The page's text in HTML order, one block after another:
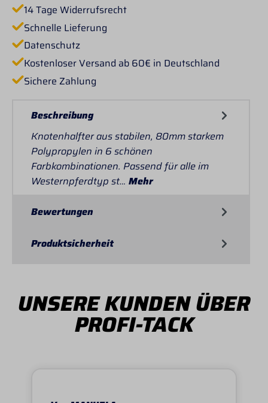
14 Tage Widerrufsrecht
Schnelle Lieferung
Datenschutz
Kostenloser Versand ab 60€ in Deutschland
Sichere Zahlung
Beschreibung
Knotenhalfter aus stabilen, 80mm starkem
Polypropylen in 6 schönen
Farbkombinationen. Passend für alle im
Westernpferdtyp st… Mehr
Bewertungen
Produktsicherheit
UNSERE KUNDEN ÜBER
PROFI-TACK